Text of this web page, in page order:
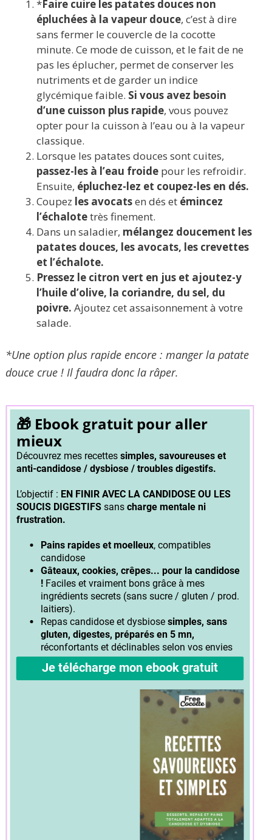
*Faire cuire les patates douces non
épluchées à la vapeur douce, c’est à dire
sans fermer le couvercle de la cocotte
minute. Ce mode de cuisson, et le fait de ne
pas les éplucher, permet de conserver les
nutriments et de garder un indice
glycémique faible. Si vous avez besoin
d’une cuisson plus rapide, vous pouvez
opter pour la cuisson à l’eau ou à la vapeur
classique.
Lorsque les patates douces sont cuites,
passez-les à l’eau froide pour les refroidir.
Ensuite, épluchez-lez et coupez-les en dés.
Coupez les avocatsen dés et émincez
l’échalotetrès finement.
Dans un saladier, mélangez doucement les
patates douces, les avocats, les crevettes
et l’échalote.
Pressez le citron vert en jus et ajoutez-y
l’huile d’olive, la coriandre, du sel, du
poivre. Ajoutez cet assaisonnement à votre
salade.
*Une option plus rapide encore : manger la patate
douce crue ! Il faudra donc la râper.